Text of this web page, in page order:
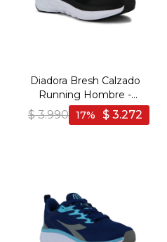
Diadora Bresh Calzado
Running Hombre -
BLACK/DK GREY -
Negro-Gris Oscuro
$ 3.990 $ 3.272
17